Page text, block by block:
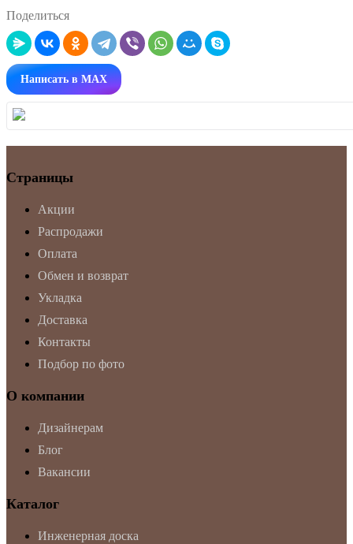
Поделиться
Написать в MAX
Страницы
Акции
Распродажи
Оплата
Обмен и возврат
Укладка
Доставка
Контакты
Подбор по фото
О компании
Дизайнерам
Блог
Вакансии
Каталог
Инженерная доска